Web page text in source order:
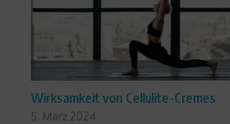
Wirksamkeit von Cellulite-Cremes
5. März 2024